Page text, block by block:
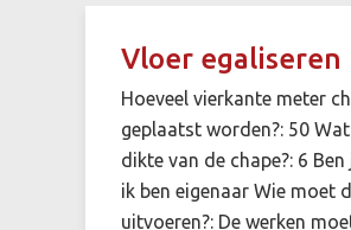
Vloer egaliseren
Hoeveel vierkante meter
geplaatst worden?: 50
dikte van de chape?: 6 Ben
ik ben eigenaar Wie moet
uitvoeren?: De werken